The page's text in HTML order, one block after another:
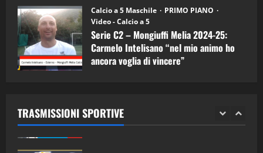
Calcio a 5 Maschile
PRIMO PIANO
Video - Calcio a 5
Serie C2 – Mongiuffi Melia 2024-25:
Carmelo Intelisano “nel mio animo ho
ancora voglia di vincere”
TRASMISSIONI SPORTIVE
1
“SportEmpire” in Podcast: 30^ Puntata
(Martedi 05 Maggio 2026)
08/05/2026
2 28/04/2026